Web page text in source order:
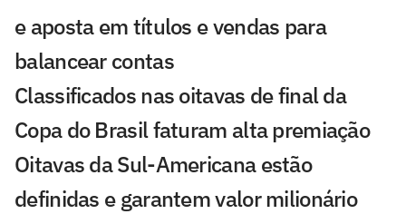
e aposta em títulos e vendas para
balancear contas
Classificados nas oitavas de final da
Copa do Brasil faturam alta premiação
Oitavas da Sul-Americana estão
definidas e garantem valor milionário